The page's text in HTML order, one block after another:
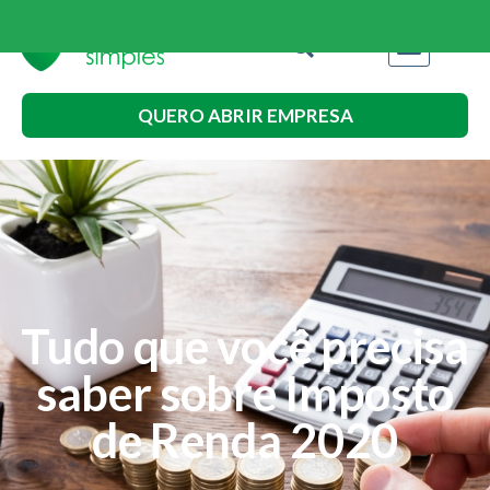
QUERO ABRIR EMPRESA
Tudo que você precisa
saber sobre Imposto
de Renda 2020